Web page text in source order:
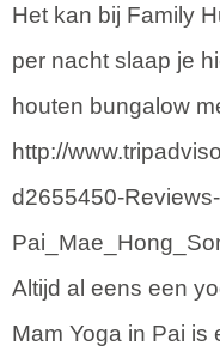
Het kan bij Family
per nacht slaap je
houten bungalow
http://
d2655450-
Altijd al eens een
Mam Yoga in Pai is